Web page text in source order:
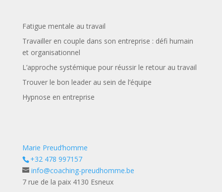
Fatigue mentale au travail
Travailler en couple dans son entreprise : défi humain
et organisationnel
L’approche systémique pour réussir le retour au travail
Trouver le bon leader au sein de l’équipe
Hypnose en entreprise
Marie Preud’homme
+32 478 997157
info@coaching-preudhomme.be
7 rue de la paix 4130 Esneux